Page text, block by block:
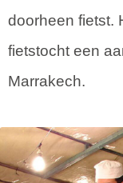
doorheen fietst.
fietstocht een
Marrakech.